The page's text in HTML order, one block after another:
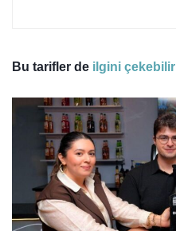
Bu tarifler de ilgini çekebilir